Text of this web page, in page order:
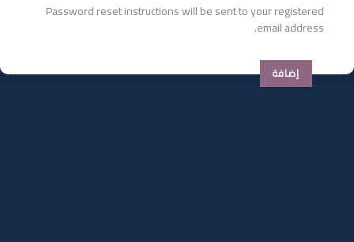
Password reset instructions will be sent to your registered
email address.